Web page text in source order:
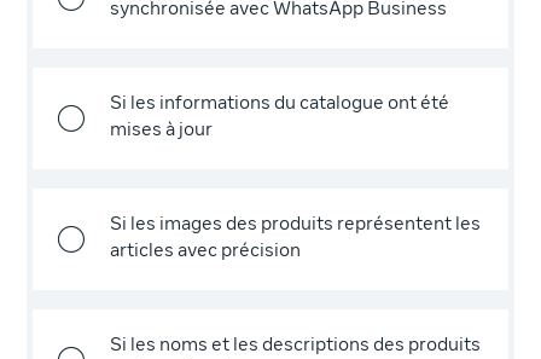
synchronisée avec WhatsApp Business
Si les informations du catalogue ont été
mises à jour
Si les images des produits représentent les
articles avec précision
Si les noms et les descriptions des produits